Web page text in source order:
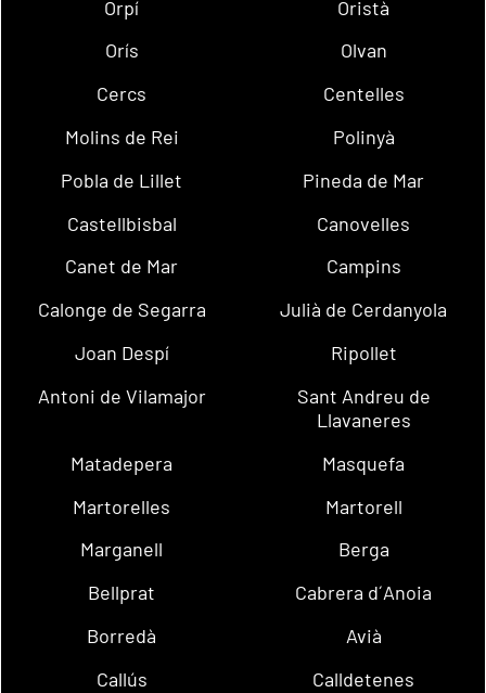
Orpí
Oristà
Orís
Olvan
Cercs
Centelles
Molins de Rei
Polinyà
Pobla de Lillet
Pineda de Mar
Castellbisbal
Canovelles
Canet de Mar
Campins
Calonge de Segarra
Julià de Cerdanyola
Joan Despí
Ripollet
Antoni de Vilamajor
Sant Andreu de
Llavaneres
Matadepera
Masquefa
Martorelles
Martorell
Marganell
Berga
Bellprat
Cabrera d´Anoia
Borredà
Avià
Callús
Calldetenes